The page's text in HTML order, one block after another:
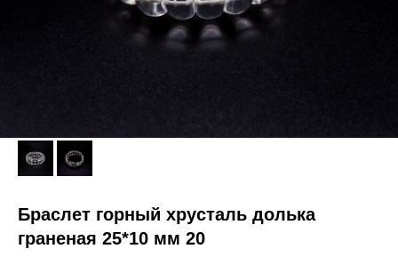
Браслет горный хрусталь долька
граненая 25*10 мм 20